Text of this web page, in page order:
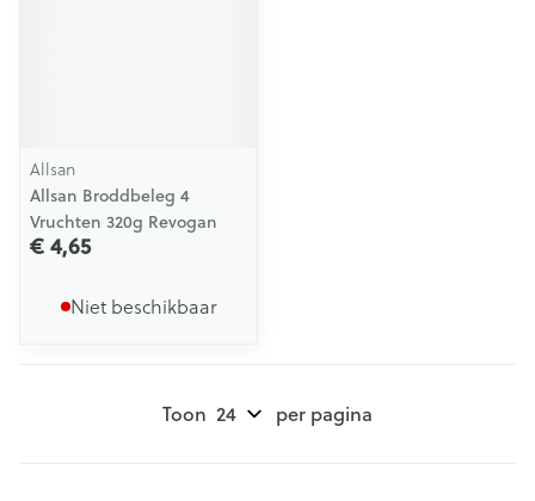
Allsan
Allsan Broddbeleg 4
Vruchten 320g Revogan
€ 4,65
Niet beschikbaar
Toon per pagina